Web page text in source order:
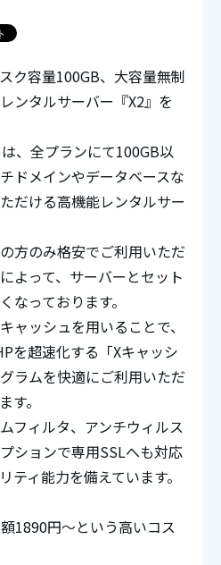
ク容量100GB、大容量無制
ンタルサーバー『X2』を
、全プランにて100GB以
ドメインやデータベースな
だける高機能レンタルサー
方のみ格安でご利用いただ
よって、サーバーとセット
なっております。
ャッシュを用いることで、
を超速化する「Xキャッシ
ラムを快適にご利用いただ
す。
フィルタ、アンチウィルス
ションで専用SSLへも対応
ティ能力を備えています。
1890円～という高いコス